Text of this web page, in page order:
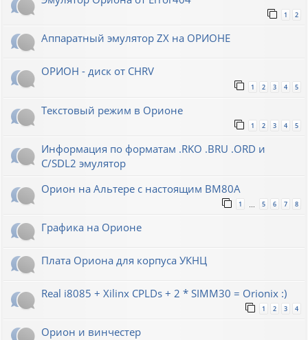
1 2
Аппаратный эмулятор ZX на ОРИОНЕ
ОРИОН - диск от CHRV
1 2 3 4 5
Текстовый режим в Орионе
1 2 3 4 5
Информация по форматам .RKO .BRU .ORD и
С/SDL2 эмулятор
Орион на Альтере с настоящим ВМ80А
1 5 6 7 8
Графика на Орионе
Плата Ориона для корпуса УКНЦ
Real i8085 + Xilinx CPLDs + 2 * SIMM30 = Orionix :)
1 2 3 4
Орион и винчестер